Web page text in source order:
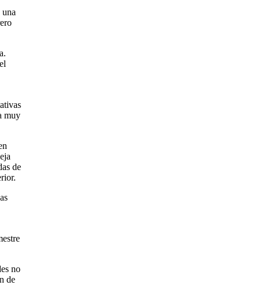
muy
de
no
de